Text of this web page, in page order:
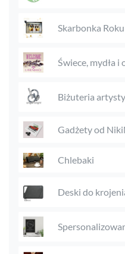
Skarbonka Roku
Świece, mydła
Biżuteria
Gadżety od
Chlebaki
Deski do